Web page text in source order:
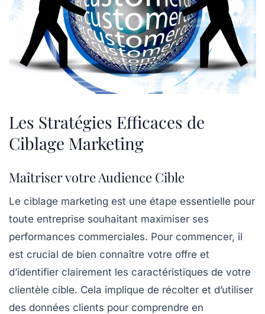
Les Stratégies Efficaces de
Ciblage Marketing
Maîtriser votre Audience Cible
Le ciblage marketing est une étape essentielle pour
toute entreprise souhaitant maximiser ses
performances commerciales. Pour commencer, il
est crucial de bien connaître votre offre et
d’identifier clairement les caractéristiques de votre
clientèle cible. Cela implique de récolter et d’utiliser
des données clients pour comprendre en